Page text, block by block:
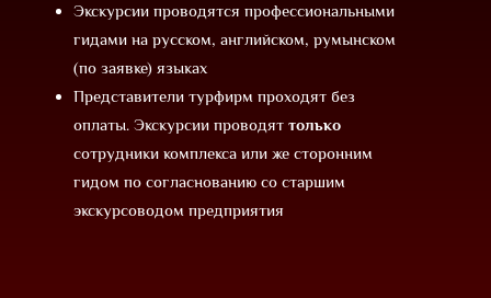
Экскурсии проводятся профессиональными
гидами на русском, английском, румынском
(по заявке) языках
Представители турфирм проходят без
оплаты. Экскурсии проводят только
сотрудники комплекса или же сторонним
гидом по согласнованию со старшим
экскурсоводом предприятия